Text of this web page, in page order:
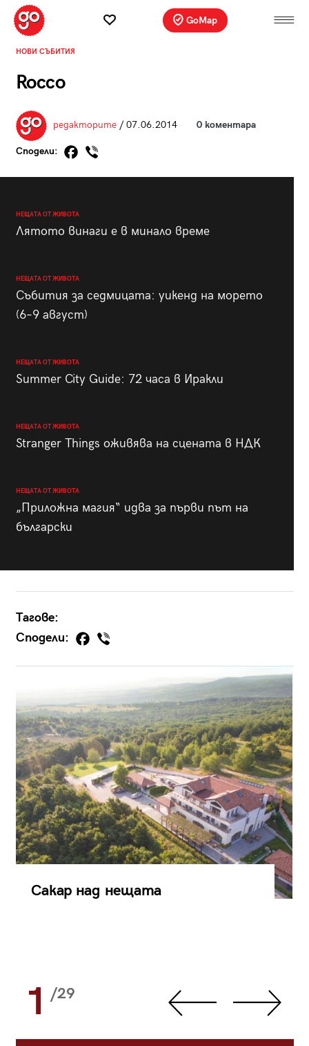
GoMap
НОВИ СЪБИТИЯ
Rocco
редакторите/ 07.06.2014 0 коментара
Сподели:
НЕЩАТА ОТ ЖИВОТА
Лятото винаги е в минало време
НЕЩАТА ОТ ЖИВОТА
Събития за седмицата: уикенд на морето
(6–9 август)
НЕЩАТА ОТ ЖИВОТА
Summer City Guide: 72 часа в Иракли
НЕЩАТА ОТ ЖИВОТА
Stranger Things оживява на сцената в НДК
НЕЩАТА ОТ ЖИВОТА
„Приложна магия“ идва за първи път на
български
Тагове:
Сподели:
Сакар над нещата
1 /29